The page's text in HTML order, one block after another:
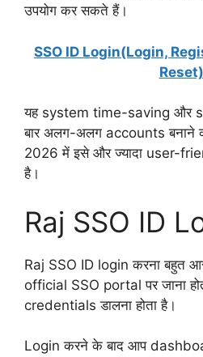
उपयोग कर सकते हैं।
SSO ID Login(Login,
Reset)
यह system time-saving और
बार अलग-अलग accounts बनाने
2026 में इसे और ज्यादा user-
है।
Raj SSO ID
Raj SSO ID login करना बहुत
official SSO portal पर जाना
credentials डालना होता है।
Login करने के बाद आप